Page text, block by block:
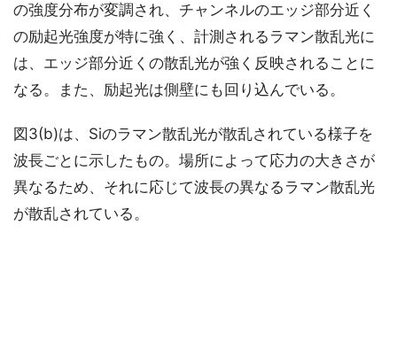
の強度分布が変調され、チャンネルのエッジ部分近く
の励起光強度が特に強く、計測されるラマン散乱光に
は、エッジ部分近くの散乱光が強く反映されることに
なる。また、励起光は側壁にも回り込んでいる。
図3(b)は、Siのラマン散乱光が散乱されている様子を
波長ごとに示したもの。場所によって応力の大きさが
異なるため、それに応じて波長の異なるラマン散乱光
が散乱されている。